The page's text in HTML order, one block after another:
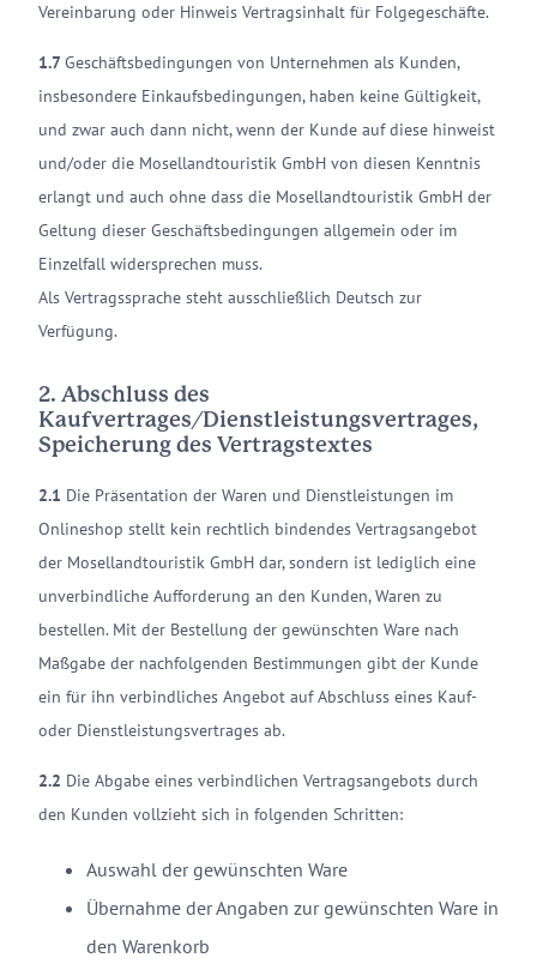
Vereinbarung oder Hinweis Vertragsinhalt für Folgegeschäfte.
1.7 Geschäftsbedingungen von Unternehmen als Kunden,
insbesondere Einkaufsbedingungen, haben keine Gültigkeit,
und zwar auch dann nicht, wenn der Kunde auf diese hinweist
und/oder die Mosellandtouristik GmbH von diesen Kenntnis
erlangt und auch ohne dass die Mosellandtouristik GmbH der
Geltung dieser Geschäftsbedingungen allgemein oder im
Einzelfall widersprechen muss.
Als Vertragssprache steht ausschließlich Deutsch zur
Verfügung.
2. Abschluss des
Kaufvertrages/Dienstleistungsvertrages,
Speicherung des Vertragstextes
2.1 Die Präsentation der Waren und Dienstleistungen im
Onlineshop stellt kein rechtlich bindendes Vertragsangebot
der Mosellandtouristik GmbH dar, sondern ist lediglich eine
unverbindliche Aufforderung an den Kunden, Waren zu
bestellen. Mit der Bestellung der gewünschten Ware nach
Maßgabe der nachfolgenden Bestimmungen gibt der Kunde
ein für ihn verbindliches Angebot auf Abschluss eines Kauf-
oder Dienstleistungsvertrages ab.
2.2 Die Abgabe eines verbindlichen Vertragsangebots durch
den Kunden vollzieht sich in folgenden Schritten:
Auswahl der gewünschten Ware
Übernahme der Angaben zur gewünschten Ware in
den Warenkorb